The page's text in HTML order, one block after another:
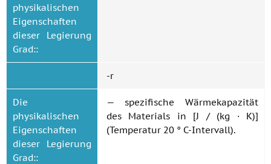
physikalischen
Eigenschaften
dieser Legierung
Grad::
-r
Die
physikalischen
Eigenschaften
dieser Legierung
Grad::
— spezifische Wärmekapazität
des Materials in [J / (kg · K)]
(Temperatur 20 ° C-Intervall).